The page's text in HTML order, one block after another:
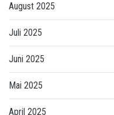
August 2025
Juli 2025
Juni 2025
Mai 2025
April 2025